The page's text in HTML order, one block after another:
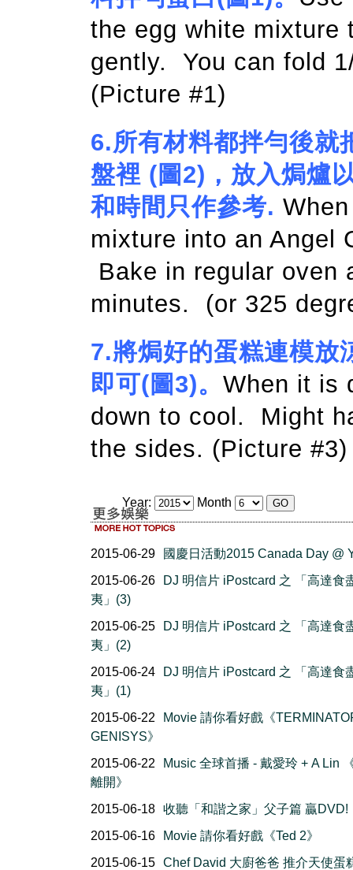
the egg white mixture
gently. You can fold
(Picture #1)
6.所有材料都拌勻後就
盤裡 (圖2)，放入焗爐
和時間只作參考.
mixture into an Angel
Bake in regular oven
minutes. (or 325
7.將焗好的蛋糕連模放
即可(圖3)。 When it is
down to cool. Might
the sides. (Picture #3)
Year: Month
2015-06-29
國慶日活動2015 Canada Day @
2015-06-26
DJ 明信片 iPostcard 之 「高達食
夷」(3)
2015-06-25
DJ 明信片 iPostcard 之 「高達食
夷」(2)
2015-06-24
DJ 明信片 iPostcard 之 「高達食
夷」(1)
2015-06-22
Movie 請你看好戲《
GENISYS》
2015-06-22
Music 全球首播 - 戴愛玲 + A Lin
離開》
2015-06-18 收聽「和諧之家」父子篇 贏DVD!
2015-06-16
Movie 請你看好戲《Ted 2》
2015-06-15 Chef David 大廚爸爸 推介天使蛋